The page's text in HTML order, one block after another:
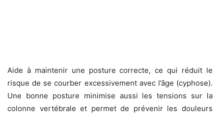
Aide à maintenir une posture correcte, ce qui réduit le
risque de se courber excessivement avec l’âge (cyphose).
Une bonne posture minimise aussi les tensions sur la
colonne vertébrale et permet de prévenir les douleurs